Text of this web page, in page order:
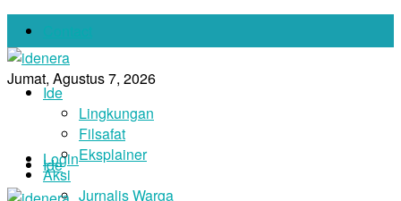
Jumat, Agustus 7, 2026
Login
Ide
Lingkungan
Filsafat
Eksplainer
Aksi
Jurnalis Warga
Ide